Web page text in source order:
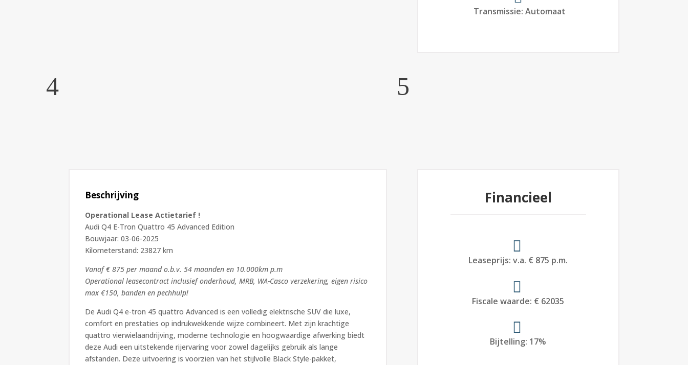
Transmissie: Automaat
Beschrijving
Operational Lease Actietarief !
Audi Q4 E-Tron Quattro 45 Advanced Edition
Bouwjaar: 03-06-2025
Kilometerstand: 23827 km
Vanaf € 875 per maand o.b.v. 54 maanden en 10.000km p.m
Operational leasecontract inclusief onderhoud, MRB, WA-Casco verzekering, eigen risico
max €150, banden en pechhulp!
De Audi Q4 e-tron 45 quattro Advanced is een volledig elektrische SUV die luxe,
comfort en prestaties op indrukwekkende wijze combineert. Met zijn krachtige
quattro vierwielaandrijving, moderne technologie en hoogwaardige afwerking biedt
deze Audi een uitstekende rijervaring voor zowel dagelijks gebruik als lange
afstanden. Deze uitvoering is voorzien van het stijlvolle Black Style-pakket,
Financieel
Leaseprijs:v.a. € 875 p.m.
Fiscale waarde: € 62035
Bijtelling: 17%